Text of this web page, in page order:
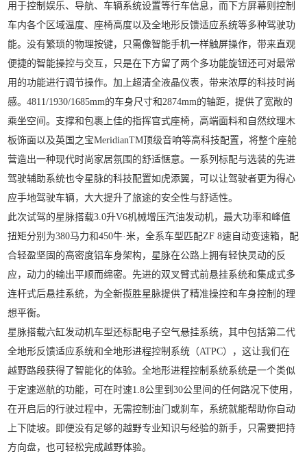
用于控制娱乐、导航、车辆系统设置等行车信息，而下方屏幕则控制
车内各个区域温度、座椅高度以及全地形反馈适应系统等多种驾驶功
能。没有繁琐的物理按键，只需像智能手机一样触屏操作，带来直观
便捷的智能操控与交互，只是在下方留了两个多功能旋钮还可对最常
用的功能进行调节操作。加上超清全液晶仪表，带来浓厚的科技时尚
感。4811/1930/1685mm的车身尺寸和2874mm的轴距，提供了宽敞的
乘坐空间。支撑和包裹上佳的指挥官式座椅，高端面料和自然纹理木
板饰面以及英国之宝MeridianTM顶级音响等高科技配置，将整个座舱
营造出一种现代时尚家居氛围的舒适惬意。一系列标配与选装的先进
驾驶辅助系统也令星脉的科技配置如虎添翼，可以让驾驶者更为得心
应手地驾驶车辆，大大提升了旅途的安全性与舒适性。
此次试驾的星脉搭载3.0升V6机械增压汽油发动机，最大功率和峰值
扭矩分别为380马力和450牛·米，全系车型匹配ZF 8速自动变速箱，配
合轻盈坚固的高密度铝车身架构，星脉在公路上拥有轻快灵动的反
应，动力的输出平顺而绵密。先进的双叉臂式前悬挂系统和集成式多
连杆式后悬挂系统，为全新揽胜星脉提供了精准操控和车身控制的理
想平衡。
星脉搭载六缸发动机车型还标配电子空气悬挂系统，其中包括第二代
全地形反馈适应系统和全地形进程控制系统（ATPC），这让我们在
越野路段获得了智能化的体验。全地形进程控制系统系统是一个类似
于定速巡航的功能，可在时速1.8公里到30公里间的任何路况下使用，
在开启后的行驶过程中，无需控制油门或刹车，系统就能帮助你自动
上下陡坡。即便没有足够的越野专业知识与经验的新手，只需要把持
方向盘，也可轻松完成越野体验。